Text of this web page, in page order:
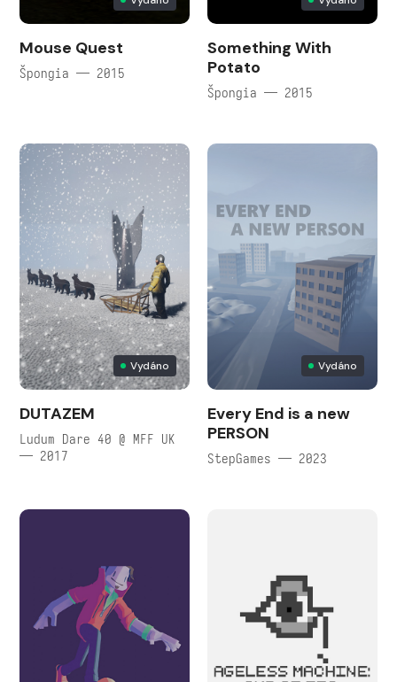
Mouse Quest
Špongia — 2015
Something With
Potato
Špongia — 2015
Vydáno
DUTAZEM
Ludum Dare 40 @ MFF UK
— 2017
Vydáno
Every End is a new
PERSON
StepGames — 2023